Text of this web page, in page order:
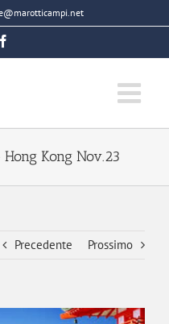
Kong Nov.23
Precedente Prossimo